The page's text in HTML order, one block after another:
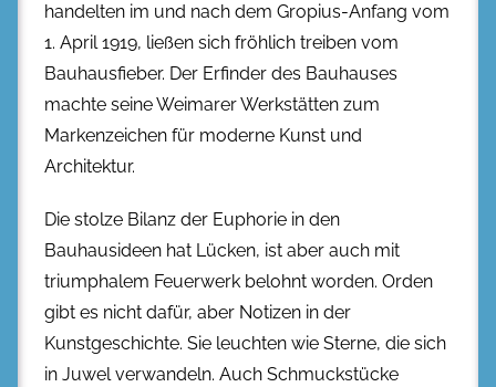
handelten im und nach dem Gropius-Anfang vom
1. April 1919, ließen sich fröhlich treiben vom
Bauhausfieber. Der Erfinder des Bauhauses
machte seine Weimarer Werkstätten zum
Markenzeichen für moderne Kunst und
Architektur.
Die stolze Bilanz der Euphorie in den
Bauhausideen hat Lücken, ist aber auch mit
triumphalem Feuerwerk belohnt worden. Orden
gibt es nicht dafür, aber Notizen in der
Kunstgeschichte. Sie leuchten wie Sterne, die sich
in Juwel verwandeln. Auch Schmuckstücke